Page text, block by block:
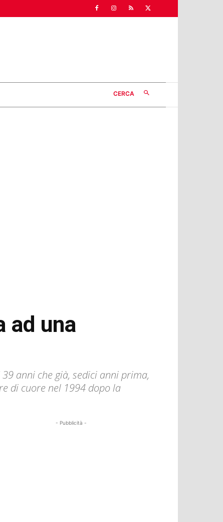
CERCA
ad una
anni che già, sedici anni prima,
di cuore nel 1994 dopo la
- Pubblicità -